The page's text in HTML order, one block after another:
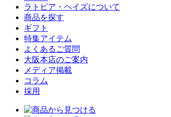
ラトビア・ヘイズについて
商品を探す
ギフト
特集アイテム
よくあるご質問
大阪本店のご案内
メディア掲載
コラム
採用